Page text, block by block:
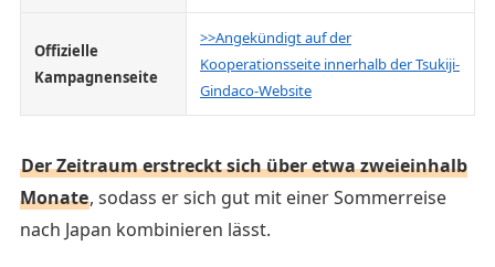
Offizielle
Kampagnenseite
>>Angekündigt auf der
Kooperationsseite innerhalb der Tsukiji-
Gindaco-Website
Der Zeitraum erstreckt sich über etwa zweieinhalb
Monate, sodass er sich gut mit einer Sommerreise
nach Japan kombinieren lässt.